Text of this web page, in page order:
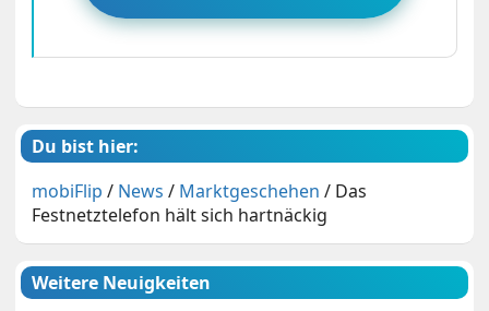
Du bist hier:
mobiFlip / News / Marktgeschehen / Das
Festnetztelefon hält sich hartnäckig
Weitere Neuigkeiten